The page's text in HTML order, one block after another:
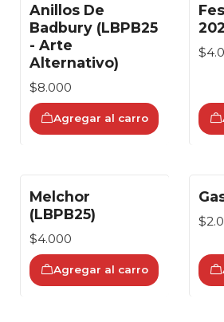
Anillos De
Badbury (LBPB25
- Arte
Alternativo)
$8.000
Agregar al carro
Melchor
(LBPB25)
$4.000
Agregar al carro